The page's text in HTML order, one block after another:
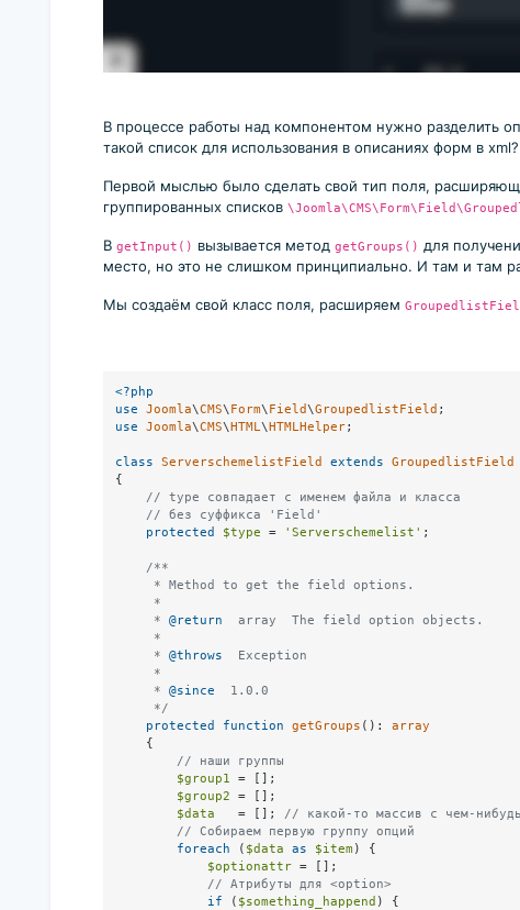
В процессе работы над компонентом нужно разделить
такой список для использования в описаниях форм в xml?
Первой мыслью было сделать свой тип поля,
группированных списков
В getInput() вызывается метод getGroups() для
место, но это не слишком принципиально. И там и там
Мы создаём свой класс поля, расширяем
<?php
use
Joomla\CMS\ Form\ Field\GroupedlistField
use
Joomla\CMS\HTML\HTMLHelper;
class ServerschemelistField extends
GroupedlistField
{
// type совпадает с именем файла и класса
// без суффикса 'Field'
protected
$type = 'Serverschemelist' ;
/**
     * Method to get the field options.
     *
     *
@return
  array  The field option objects.
     *
     *
@throws
  Exception
     *
     *
@since
  1.0.0
     */
protected
function getGroups ( ): array
{
// наши группы
$group1 = [];
$group2 = [];
$data
   = [];
// какой-то массив с чем-нибудь
// Собираем первую группу опций
foreach ( $data as $item ) {
$optionattr = [];
// Атрибуты для <option>
if ( $something_happend ) {